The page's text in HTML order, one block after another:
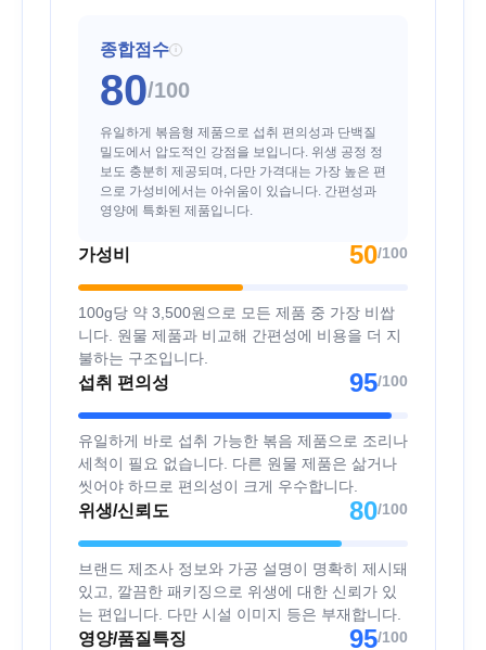
종합점수 i
80/100
유일하게 볶음형 제품으로 섭취 편의성과 단백질
밀도에서 압도적인 강점을 보입니다. 위생 공정 정
보도 충분히 제공되며, 다만 가격대는 가장 높은 편
으로 가성비에서는 아쉬움이 있습니다. 간편성과
영양에 특화된 제품입니다.
가성비 50/100
100g당 약 3,500원으로 모든 제품 중 가장 비쌉
니다. 원물 제품과 비교해 간편성에 비용을 더 지
불하는 구조입니다.
섭취 편의성 95/100
유일하게 바로 섭취 가능한 볶음 제품으로 조리나
세척이 필요 없습니다. 다른 원물 제품은 삶거나
씻어야 하므로 편의성이 크게 우수합니다.
위생/신뢰도 80/100
브랜드 제조사 정보와 가공 설명이 명확히 제시돼
있고, 깔끔한 패키징으로 위생에 대한 신뢰가 있
는 편입니다. 다만 시설 이미지 등은 부재합니다.
영양/품질특징 95/100